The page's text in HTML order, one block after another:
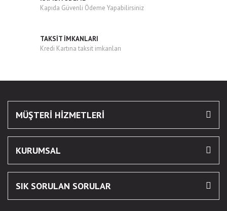
Gönder
Kapıda Güvenli Ödeme Yapabilirsiniz
TAKSİT İMKANLARI
Kredi Kartına taksit imkanları
MÜŞTERİ HİZMETLERİ
KURUMSAL
SIK SORULAN SORULAR